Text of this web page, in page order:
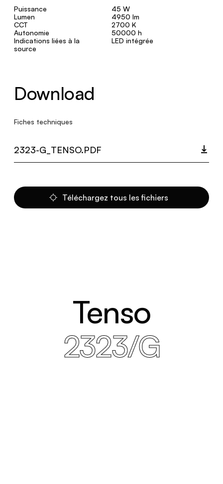
Puissance
45 W
Lumen
4950 lm
CCT
2700 K
Autonomie
50000 h
Indications liées à la
source
LED intégrée
Download
Fiches techniques
2323-G_TENSO.PDF
Téléchargez tous les fichiers
Tenso
2323/G